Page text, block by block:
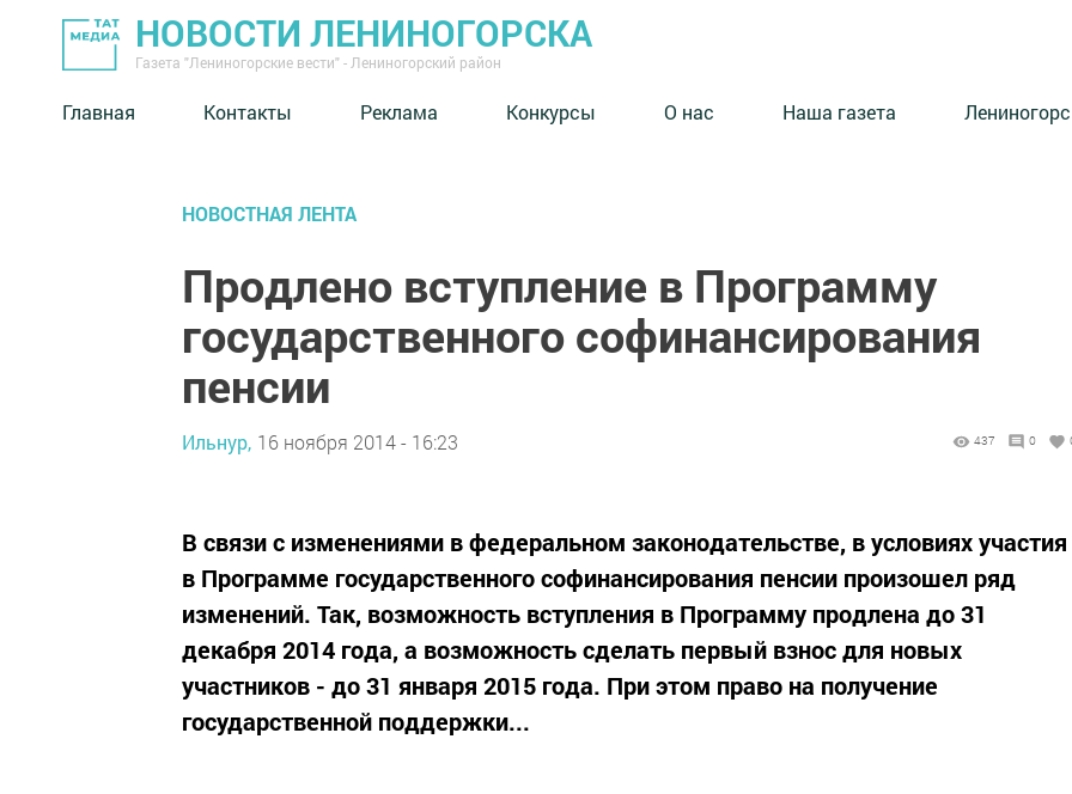
НОВОСТИ ЛЕНИНОГОРСКА
Газета "Лениногорские вести" - Лениногорский район
Главная Контакты Реклама Конкурсы О нас Наша газета
НОВОСТНАЯ ЛЕНТА
Продлено вступление в Программу
государственного софинансирования
пенсии
Ильнур, 16 ноября 2014 - 16:23 437 0
В связи с изменениями в федеральном законодательстве, в условиях участия
в Программе государственного софинансирования пенсии произошел ряд
изменений. Так, возможность вступления в Программу продлена до 31
декабря 2014 года, а возможность сделать первый взнос для новых
участников - до 31 января 2015 года. При этом право на получение
государственной поддержки...